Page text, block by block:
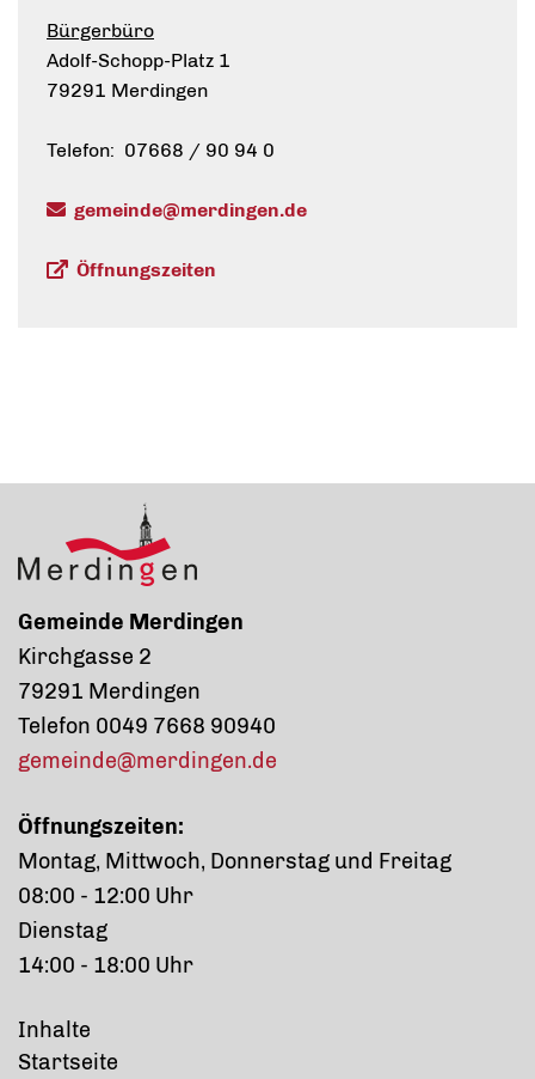
Bürgerbüro
Adolf-Schopp-Platz 1
79291 Merdingen
Telefon: 07668 / 90 94 0
gemeinde@merdingen.de
Öffnungszeiten
Gemeinde Merdingen
Kirchgasse 2
79291 Merdingen
Telefon 0049 7668 90940
gemeinde@merdingen.de
Öffnungszeiten:
Montag, Mittwoch, Donnerstag und Freitag
08:00 - 12:00 Uhr
Dienstag
14:00 - 18:00 Uhr
Inhalte
Startseite